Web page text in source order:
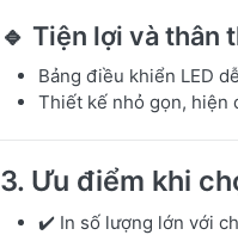
🔹 Tiện lợi và thân
Bảng điều khiển LED
Thiết kế nhỏ gọn, hiện
3. Ưu điểm khi
✔️ In số lượng lớn với